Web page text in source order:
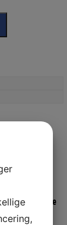
til alle
krav til
af de